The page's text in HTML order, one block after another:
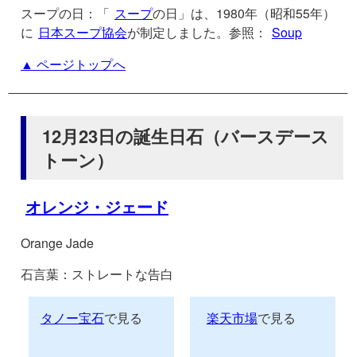
スープの日：「 スープの日」は、1980年（昭和55年）
に 日本スープ協会が制定しました。参照： Soup
▲ ページトップへ
12月23日の誕生日石（バースデース
トーン）
オレンジ・ジェード
Orange Jade
石言葉：ストレートな告白
タノー宝石で見る 楽天市場で見る